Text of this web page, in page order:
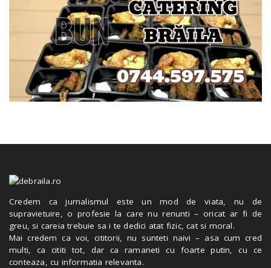
Credem ca jurnalismul este un mod de viata, nu de
supravietuire, o profesie la care nu renunti – oricat ar fi de
greu, si careia trebuie sa i te dedici atat fizic, cat si moral.
Mai credem ca voi, cititorii, nu sunteti naivi – asa cum cred
multi, ca cititi tot, dar ca ramaneti cu foarte putin, cu ce
conteaza, cu informatia relevanta.